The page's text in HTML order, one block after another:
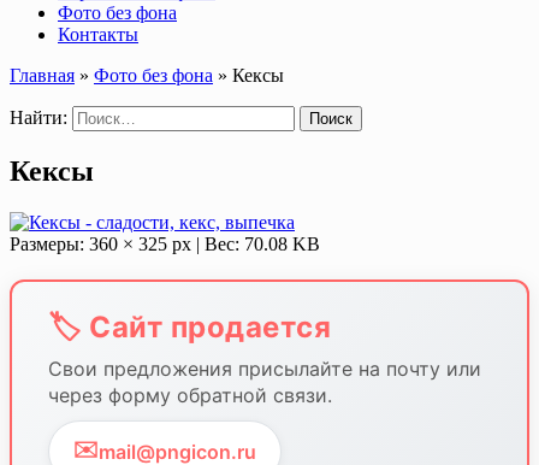
Фото без фона
Контакты
Главная » Фото без фона » Кексы
Найти:
Кексы
Размеры: 360 × 325 px | Вес: 70.08 KB
🏷️ Сайт продается
Свои предложения присылайте на почту или
через форму обратной связи.
✉️mail@pngicon.ru